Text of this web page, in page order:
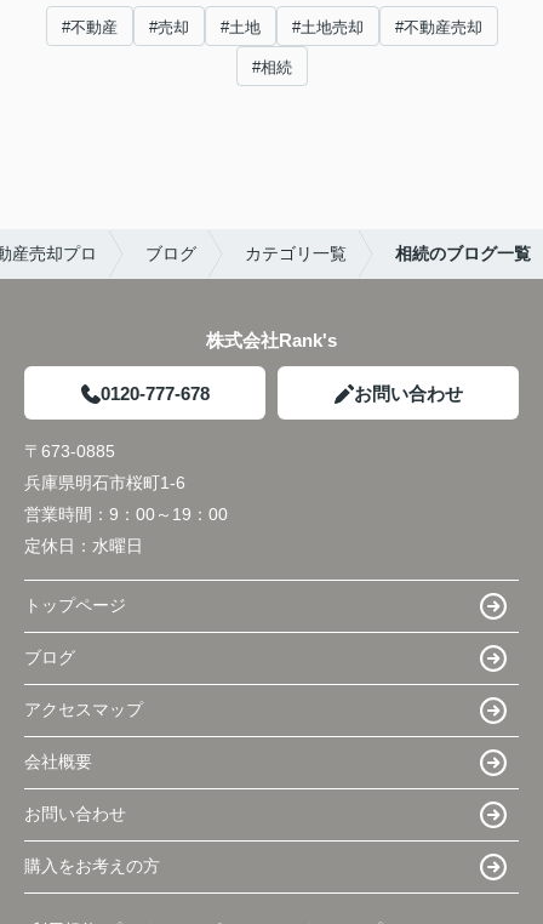
#不動産 #売却 #土地 #土地売却 #不動産売却
#相続
産売却プロ ブログ カテゴリ一覧 相続のブログ一覧
株式会社Rank's
0120-777-678 お問い合わせ
〒673-0885
兵庫県明石市桜町1-6
営業時間： 9：00～19：00
定休日： 水曜日
トップページ
ブログ
アクセスマップ
会社概要
お問い合わせ
購入をお考えの方